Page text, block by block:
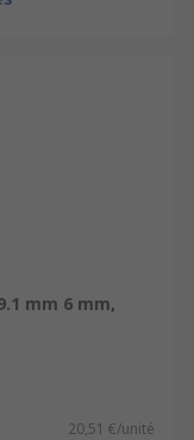
mm 6 mm,
20,51 €/unité